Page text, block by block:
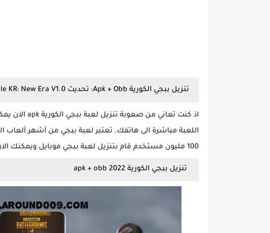
تنزيل ببجي الكورية Apk + Obb: تحديث PUBG Mobile KR: New Era V1.0
اذ كنت تعاني من صعوبة تنزيل لعبة ببجي الكورية apk الان
اللعبة مباشرة الى هاتفك. تعتبر لعبة ببجي من أشهر ألعاب
100 مليون مستخدم قام بتنزيل لعبة ببجي موبايل ويمكنك الان تنزيل ببجي الكورية apk + obb 32 bit.
تنزيل ببجي الكورية apk + obb 2022